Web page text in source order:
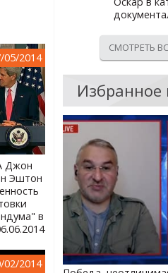
05/2014
Джон
Эштон
в
02/2014
СМОТРЕТЬ
Избранное